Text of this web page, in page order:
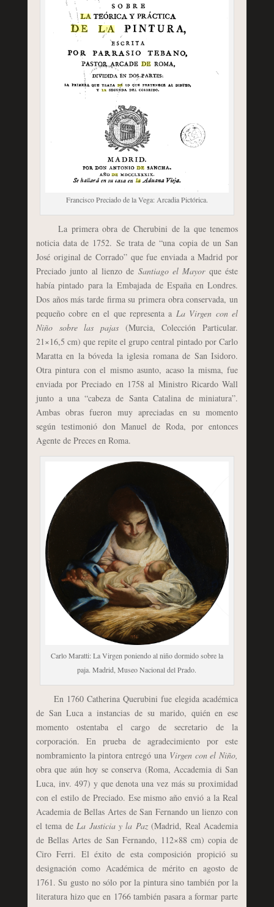
Francisco Preciado de la Vega: Arcadia Pictórica.
La primera obra de Cherubini de la que tenemos
noticia data de 1752. Se trata de “una copia de un San
José original de Corrado” que fue enviada a Madrid por
Preciado junto al lienzo de Santiago el Mayorque éste
había pintado para la Embajada de España en Londres.
Dos años más tarde firma su primera obra conservada, un
pequeño cobre en el que representa a La Virgen con el
Niño sobre las pajas (Murcia, Colección Particular.
21×16,5 cm) que repite el grupo central pintado por Carlo
Maratta en la bóveda la iglesia romana de San Isidoro.
Otra pintura con el mismo asunto, acaso la misma, fue
enviada por Preciado en 1758 al Ministro Ricardo Wall
junto a una “cabeza de Santa Catalina de miniatura”.
Ambas obras fueron muy apreciadas en su momento
según testimonió don Manuel de Roda, por entonces
Agente de Preces en Roma.
Carlo Maratti: La Virgen poniendo al niño dormido sobre la
paja. Madrid, Museo Nacional del Prado.
En 1760 Catherina Querubini fue elegida académica
de San Luca a instancias de su marido, quién en ese
momento ostentaba el cargo de secretario de la
corporación. En prueba de agradecimiento por este
nombramiento la pintora entregó una Virgen con el Niño,
obra que aún hoy se conserva (Roma, Accademia di San
Luca, inv. 497) y que denota una vez más su proximidad
con el estilo de Preciado. Ese mismo año envió a la Real
Academia de Bellas Artes de San Fernando un lienzo con
el tema deLa Justicia y la Paz(Madrid, Real Academia
de Bellas Artes de San Fernando, 112×88 cm) copia de
Ciro Ferri. El éxito de esta composición propició su
designación como Académica de mérito en agosto de
1761. Su gusto no sólo por la pintura sino también por la
literatura hizo que en 1766 también pasara a formar parte